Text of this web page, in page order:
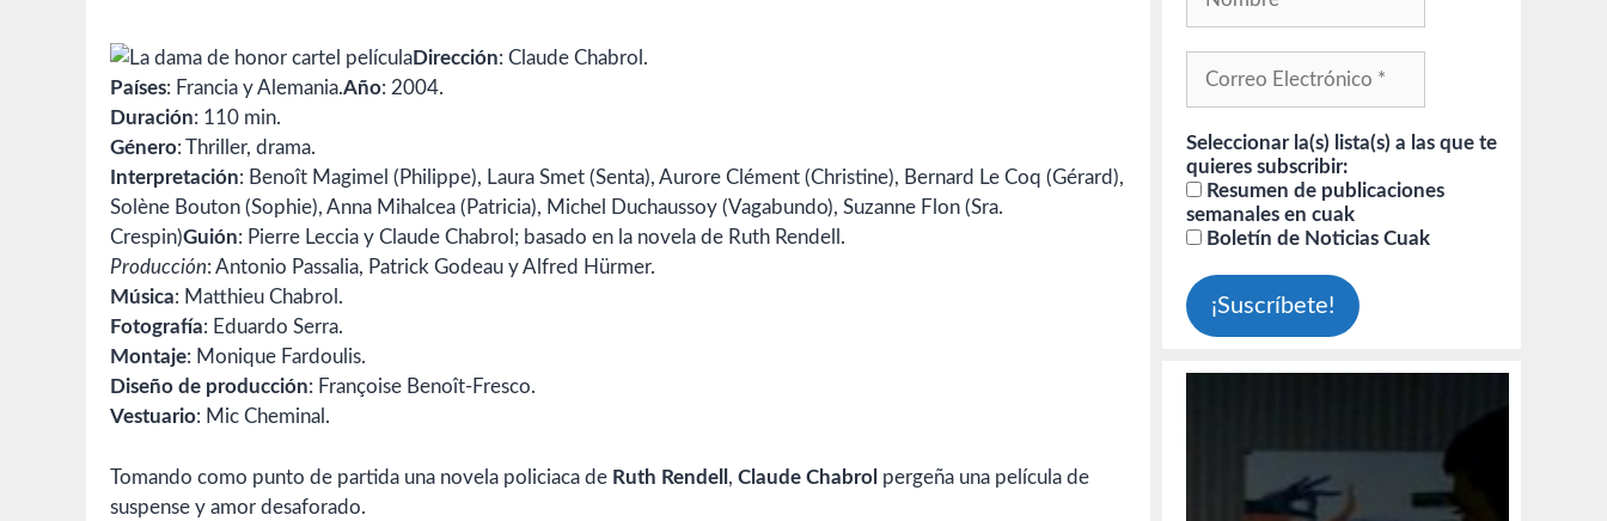
Dirección: Claude Chabrol.
Países: Francia y Alemania.Año: 2004.
Duración: 110 min.
Género: Thriller, drama.
Interpretación: Benoît Magimel (Philippe), Laura Smet (Senta), Aurore Clément (Christine), Bernard Le Coq (Gérard),
Solène Bouton (Sophie), Anna Mihalcea (Patricia), Michel Duchaussoy (Vagabundo), Suzanne Flon (Sra.
Crespin)Guión: Pierre Leccia y Claude Chabrol; basado en la novela de Ruth Rendell.
Producción: Antonio Passalia, Patrick Godeau y Alfred Hürmer.
Música: Matthieu Chabrol.
Fotografía: Eduardo Serra.
Montaje: Monique Fardoulis.
Diseño de producción: Françoise Benoît-Fresco.
Vestuario: Mic Cheminal.
Tomando como punto de partida una novela policiaca de Ruth Rendell , Claude Chabrol pergeña una película de
suspense y amor desaforado.
Seleccionar la(s) lista(s) a las que te
quieres subscribir:
Resumen de publicaciones
semanales en cuak
Boletín de Noticias Cuak